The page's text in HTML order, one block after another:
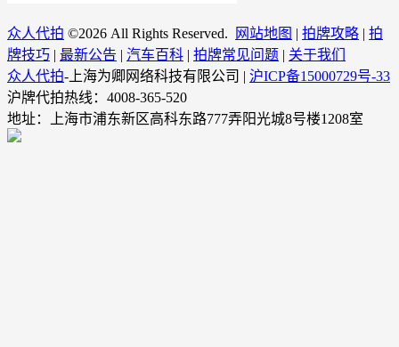
众人代拍 ©2026 All Rights Reserved. 网站地图 | 拍牌攻略 | 拍
牌技巧 | 最新公告 | 汽车百科 | 拍牌常见问题 | 关于我们
众人代拍-上海为卿网络科技有限公司 | 沪ICP备15000729号-33
沪牌代拍热线：4008-365-520
地址：上海市浦东新区高科东路777弄阳光城8号楼1208室